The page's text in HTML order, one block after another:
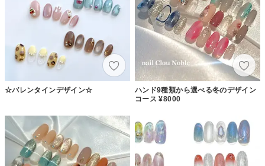
☆バレンタインデザイン☆
ハンド9種類から選べる冬のデザイン
コース ¥8000